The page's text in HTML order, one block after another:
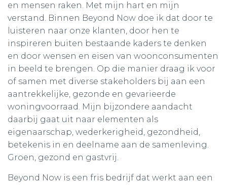
en mensen raken. Met mijn hart en mijn
verstand. Binnen Beyond Now doe ik dat door te
luisteren naar onze klanten, door hen te
inspireren buiten bestaande kaders te denken
en door wensen en eisen van woonconsumenten
in beeld te brengen. Op die manier draag ik voor
of samen met diverse stakeholders bij aan een
aantrekkelijke, gezonde en gevarieerde
woningvoorraad. Mijn bijzondere aandacht
daarbij gaat uit naar elementen als
eigenaarschap, wederkerigheid, gezondheid,
betekenis in en deelname aan de samenleving.
Groen, gezond en gastvrij.
Beyond Now is een fris bedrijf dat werkt aan een